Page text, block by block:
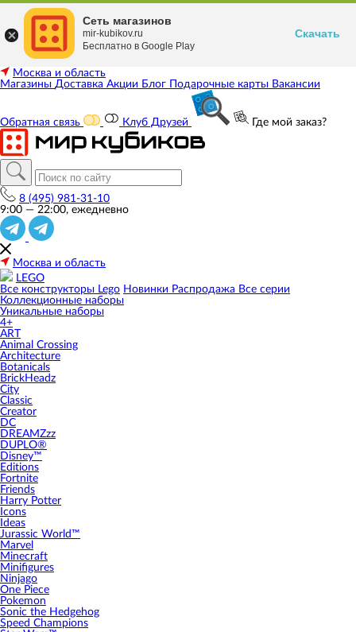
Москва и область
Магазины Доставка Акции Блог Подарочные карты Вакансии
Обратная связь Клуб Друзей Где мой заказ?
8 (495) 981-31-10
9:00 — 22:00, ежедневно
Москва и область
LEGO
Все конструкторы Lego Новинки Распродажа Все серии
Коллекционные наборы
Уникальные наборы
4+
ART
Animal Crossing
Architecture
Botanicals
BrickHeadz
City
Classic
Creator
DC
DREAMZzz
DUPLO®
Disney™
Editions
Fortnite
Friends
Harry Potter
Icons
Ideas
Jurassic World™
Marvel
Minecraft
Minifigures
Ninjago
One Piece
Pokemon
Sonic the Hedgehog
Speed Champions
Сеть магазинов
mir-kubikov.ru
Бесплатно в Google Play
Скачать